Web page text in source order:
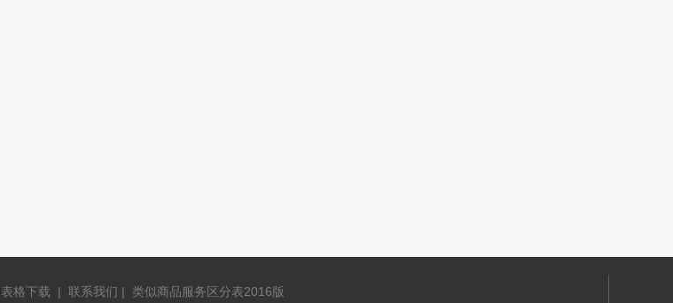
表格下载 | 联系我们 | 类似商品服务区分表2016版